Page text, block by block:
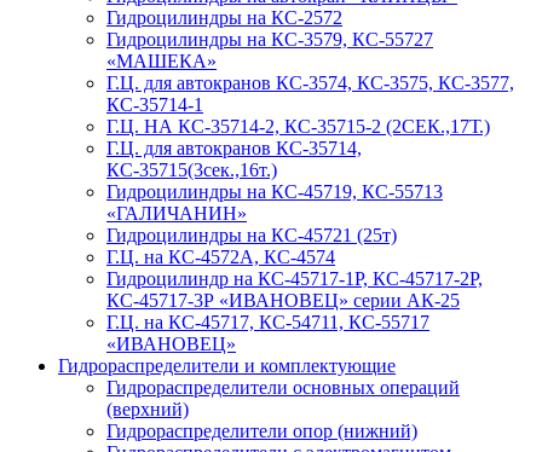
Гидроцилиндры на КС-2572
Гидроцилиндры на КС-3579, КС-55727
«МАШЕКА»
Г.Ц. для автокранов КС-3574, КС-3575, КС-3577,
КС-35714-1
Г.Ц. НА КС-35714-2, КС-35715-2 (2СЕК.,17Т.)
Г.Ц. для автокранов КС-35714,
КС-35715(3сек.,16т.)
Гидроцилиндры на КС-45719, КС-55713
«ГАЛИЧАНИН»
Гидроцилиндры на КС-45721 (25т)
Г.Ц. на КС-4572А, КС-4574
Гидроцилиндр на КС-45717-1Р, КС-45717-2Р,
КС-45717-3Р «ИВАНОВЕЦ» серии АК-25
Г.Ц. на КС-45717, КС-54711, КС-55717
«ИВАНОВЕЦ»
Гидрораспределители и комплектующие
Гидрораспределители основных операций
(верхний)
Гидрораспределители опор (нижний)